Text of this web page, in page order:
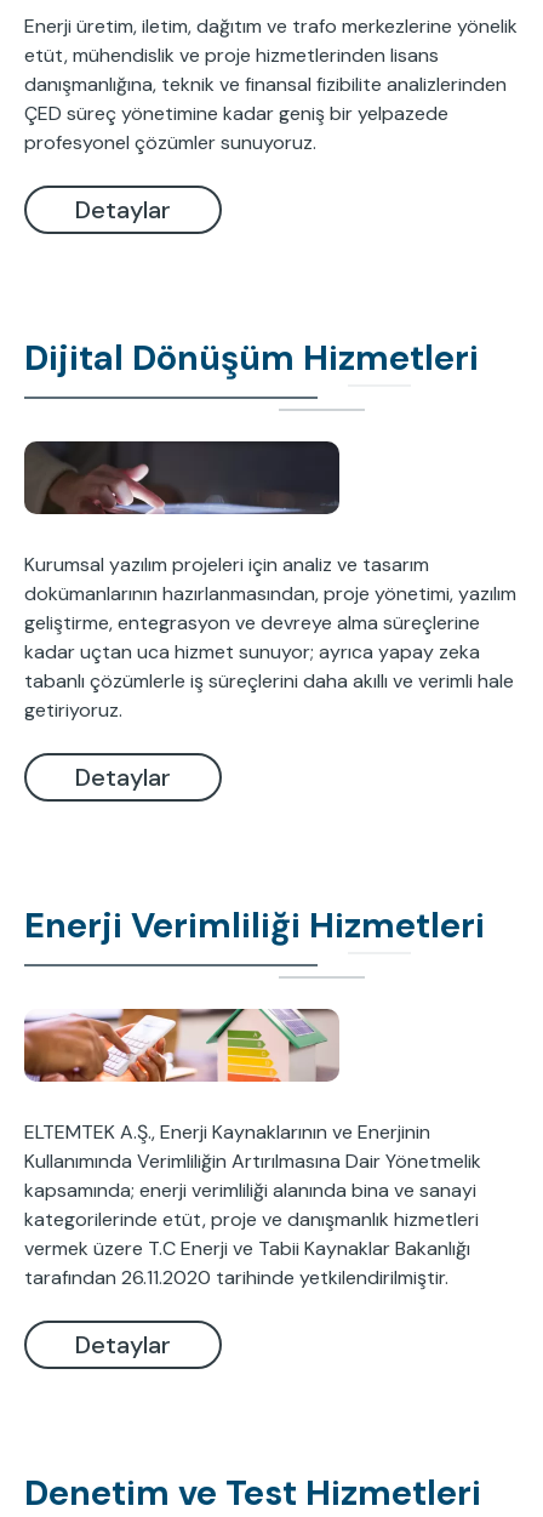
Enerji üretim, iletim, dağıtım ve trafo merkezlerine yönelik
etüt, mühendislik ve proje hizmetlerinden lisans
danışmanlığına, teknik ve finansal fizibilite analizlerinden
ÇED süreç yönetimine kadar geniş bir yelpazede
profesyonel çözümler sunuyoruz.
Detaylar
Dijital Dönüşüm Hizmetleri
Kurumsal yazılım projeleri için analiz ve tasarım
dokümanlarının hazırlanmasından, proje yönetimi, yazılım
geliştirme, entegrasyon ve devreye alma süreçlerine
kadar uçtan uca hizmet sunuyor; ayrıca yapay zeka
tabanlı çözümlerle iş süreçlerini daha akıllı ve verimli hale
getiriyoruz.
Detaylar
Enerji Verimliliği Hizmetleri
ELTEMTEK A.Ş., Enerji Kaynaklarının ve Enerjinin
Kullanımında Verimliliğin Artırılmasına Dair Yönetmelik
kapsamında; enerji verimliliği alanında bina ve sanayi
kategorilerinde etüt, proje ve danışmanlık hizmetleri
vermek üzere T.C Enerji ve Tabii Kaynaklar Bakanlığı
tarafından 26.11.2020 tarihinde yetkilendirilmiştir.
Detaylar
Denetim ve Test Hizmetleri